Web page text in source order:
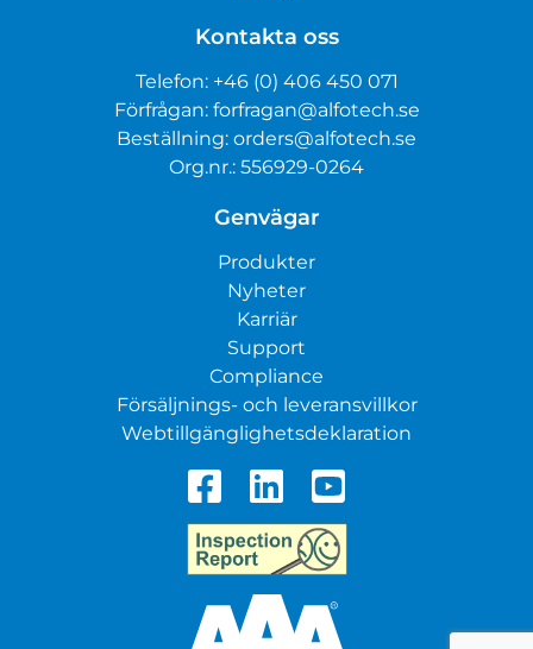
Kontakta oss
Telefon: +46 (0) 406 450 071
Förfrågan: forfragan@alfotech.se
Beställning: orders@alfotech.se
Org.nr.: 556929-0264
Genvägar
Produkter
Nyheter
Karriär
Support
Compliance
Försäljnings- och leveransvillkor
Webtillgänglighetsdeklaration